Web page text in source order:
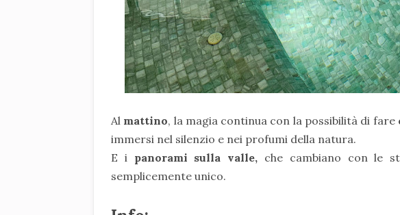
Al mattino, la magia continua con la possibilità di fare
immersi nel silenzio e nei profumi della natura.
E i panorami sulla valle, che cambiano con le
semplicemente unico.